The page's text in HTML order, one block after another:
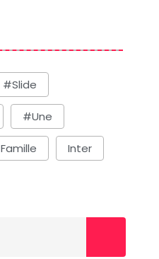
#Slide
#une
Famille Inter